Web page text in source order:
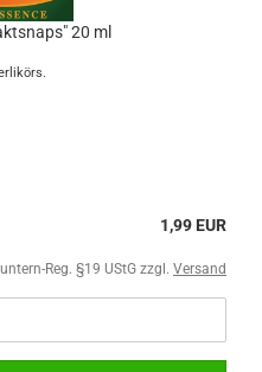
20 ml
1,99 EUR
Reg. §19 UStG zzgl. Versand